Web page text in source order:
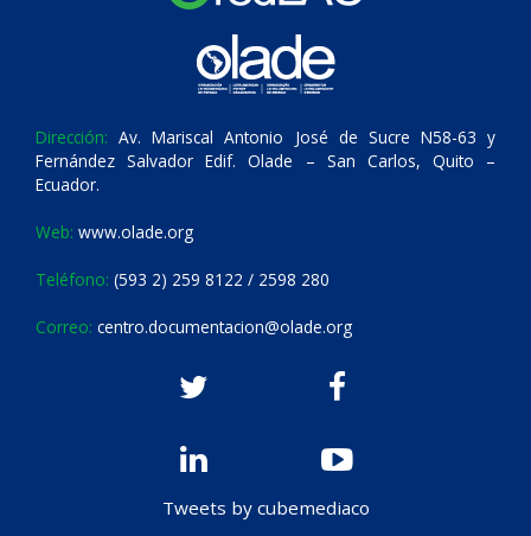
Dirección: Av. Mariscal Antonio José de Sucre N58-63 y
Fernández Salvador Edif. Olade – San Carlos, Quito –
Ecuador.
Web: www.olade.org
Teléfono: (593 2) 259 8122 / 2598 280
Correo: centro.documentacion@olade.org
Tweets by cubemediaco